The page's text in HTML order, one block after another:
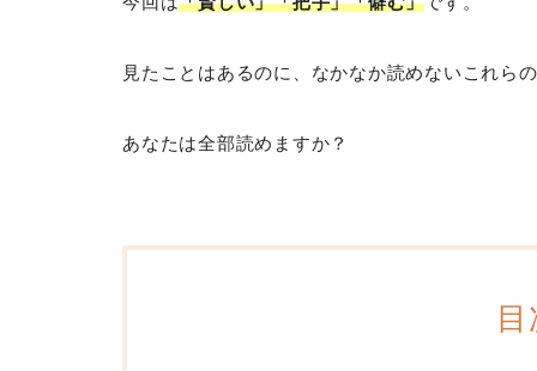
見たことはあるのに、なかなか読めないこれらの
あなたは全部読めますか？
目